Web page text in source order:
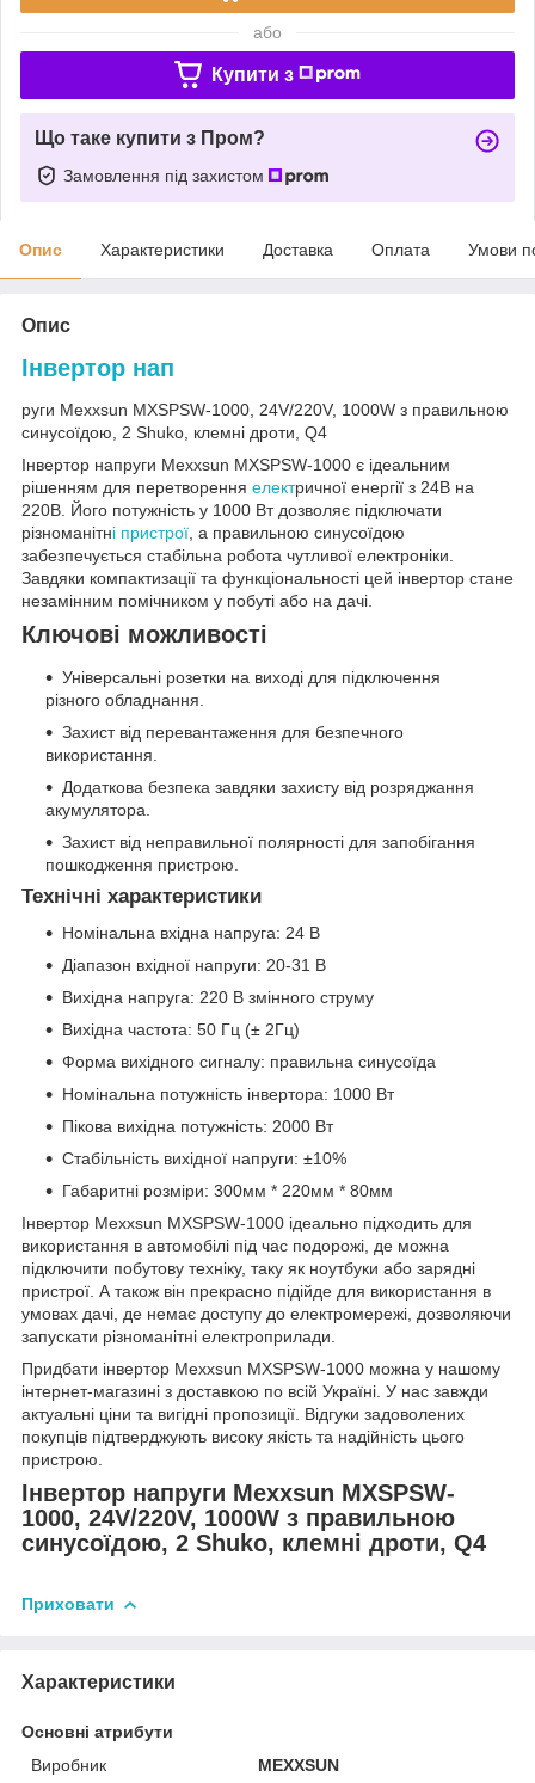
або
Купити з
Що таке купити з Пром?
Замовлення під захистом
Опис Характеристики Доставка Оплата Умови
Опис
Інвертор нап
руги Mexxsun MXSPSW-1000, 24V/220V, 1000W з правильною
синусоїдою, 2 Shuko, клемні дроти, Q4
Інвертор напруги Mexxsun MXSPSW-1000 є ідеальним
рішенням для перетворення електричної енергії з 24В на
220В. Його потужність у 1000 Вт дозволяє підключати
різноманітні пристрої, а правильною синусоїдою
забезпечується стабільна робота чутливої електроніки.
Завдяки компактизації та функціональності цей інвертор стане
незамінним помічником у побуті або на дачі.
Ключові можливості
Універсальні розетки на виході для підключення
різного обладнання.
Захист від перевантаження для безпечного
використання.
Додаткова безпека завдяки захисту від розряджання
акумулятора.
Захист від неправильної полярності для запобігання
пошкодження пристрою.
Технічні характеристики
Номінальна вхідна напруга: 24 В
Діапазон вхідної напруги: 20-31 В
Вихідна напруга: 220 В змінного струму
Вихідна частота: 50 Гц (± 2Гц)
Форма вихідного сигналу: правильна синусоїда
Номінальна потужність інвертора: 1000 Вт
Пікова вихідна потужність: 2000 Вт
Стабільність вихідної напруги: ±10%
Габаритні розміри: 300мм * 220мм * 80мм
Інвертор Mexxsun MXSPSW-1000 ідеально підходить для
використання в автомобілі під час подорожі, де можна
підключити побутову техніку, таку як ноутбуки або зарядні
пристрої. А також він прекрасно підійде для використання в
умовах дачі, де немає доступу до електромережі, дозволяючи
запускати різноманітні електроприлади.
Придбати інвертор Mexxsun MXSPSW-1000 можна у нашому
інтернет-магазині з доставкою по всій Україні. У нас завжди
актуальні ціни та вигідні пропозиції. Відгуки задоволених
покупців підтверджують високу якість та надійність цього
пристрою.
Інвертор напруги Mexxsun MXSPSW-
1000, 24V/220V, 1000W з правильною
синусоїдою, 2 Shuko, клемні дроти, Q4
Приховати
Характеристики
Основні атрибути
Виробник
MEXXSUN